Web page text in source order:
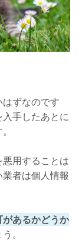
ずなのです
手したあとに
用することは
者は個人情報
あるかどうか
。